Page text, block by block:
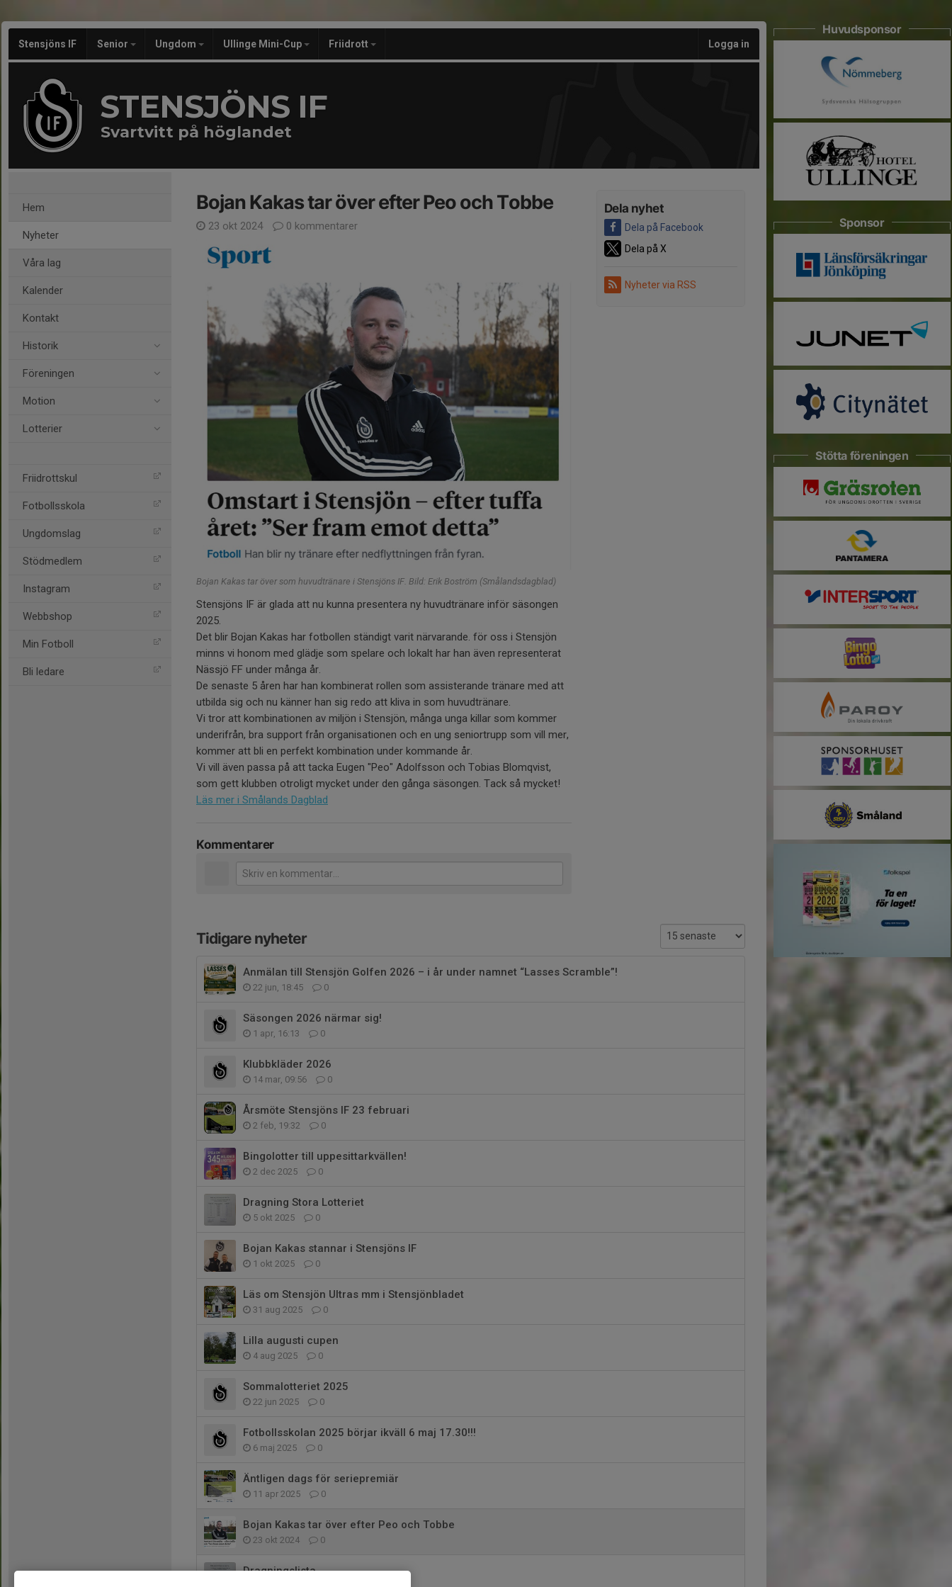
Stensjöns IF Senior Ungdom Ullinge Mini-Cup Friidrott Logga in
STENSJÖNS IF
Svartvitt på höglandet
Hem
Nyheter
Våra lag
Kalender
Kontakt
Historik
Föreningen
Motion
Lotterier
Friidrottskul
Fotbollsskola
Ungdomslag
Stödmedlem
Instagram
Webbshop
Min Fotboll
Bli ledare
Dela nyhet
Dela på Facebook
Dela på X
Nyheter via RSS
Bojan Kakas tar över efter Peo och Tobbe
23 okt 2024 0 kommentarer
Bojan Kakas tar över som huvudtränare i Stensjöns IF. Bild: Erik Boström (Smålandsdagblad)
Stensjöns IF är glada att nu kunna presentera ny huvudtränare inför säsongen
2025.
Det blir Bojan Kakas har fotbollen ständigt varit närvarande. för oss i Stensjön
minns vi honom med glädje som spelare och lokalt har han även representerat
Nässjö FF under många år.
De senaste 5 åren har han kombinerat rollen som assisterande tränare med att
utbilda sig och nu känner han sig redo att kliva in som huvudtränare.
Vi tror att kombinationen av miljön i Stensjön, många unga killar som kommer
underifrån, bra support från organisationen och en ung seniortrupp som vill mer,
kommer att bli en perfekt kombination under kommande år.
Vi vill även passa på att tacka Eugen "Peo" Adolfsson och Tobias Blomqvist,
som gett klubben otroligt mycket under den gånga säsongen. Tack så mycket!
Läs mer i Smålands Dagblad
Kommentarer
Tidigare nyheter
Anmälan till Stensjön Golfen 2026 – i år under namnet “Lasses Scramble”!
22 jun, 18:45 0
Säsongen 2026 närmar sig!
1 apr, 16:13 0
Klubbkläder 2026
14 mar, 09:56 0
Årsmöte Stensjöns IF 23 februari
2 feb, 19:32 0
Bingolotter till uppesittarkvällen!
2 dec 2025 0
Dragning Stora Lotteriet
5 okt 2025 0
Bojan Kakas stannar i Stensjöns IF
1 okt 2025 0
Läs om Stensjön Ultras mm i Stensjönbladet
31 aug 2025 0
Lilla augusti cupen
4 aug 2025 0
Sommalotteriet 2025
22 jun 2025 0
Fotbollsskolan 2025 börjar ikväll 6 maj 17.30!!!
6 maj 2025 0
Äntligen dags för seriepremiär
11 apr 2025 0
Bojan Kakas tar över efter Peo och Tobbe
23 okt 2024 0
Dragningslista
Huvudsponsor
Sponsor
Stötta föreningen